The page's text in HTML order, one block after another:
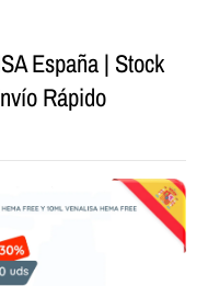
España | Stock
Rápido